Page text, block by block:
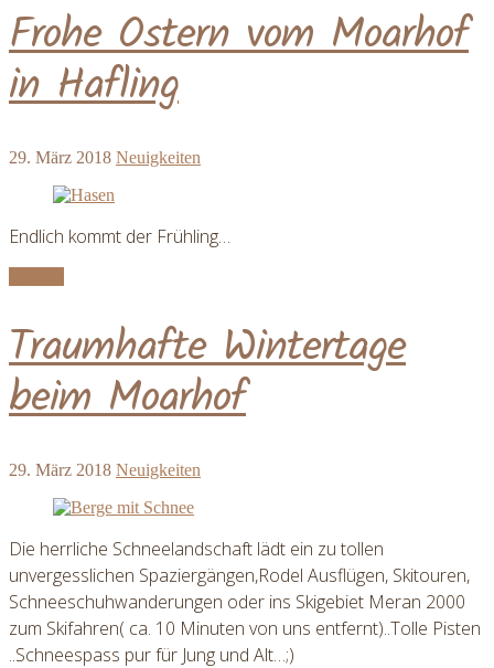
Frohe Ostern vom Moarhof
in Hafling
29. März 2018 Neuigkeiten
Endlich kommt der Frühling…
Traumhafte Wintertage
beim Moarhof
29. März 2018 Neuigkeiten
Die herrliche Schneelandschaft lädt ein zu tollen
unvergesslichen Spaziergängen,Rodel Ausflügen, Skitouren,
Schneeschuhwanderungen oder ins Skigebiet Meran 2000
zum Skifahren( ca. 10 Minuten von uns entfernt)..Tolle Pisten
..Schneespass pur für Jung und Alt…;)